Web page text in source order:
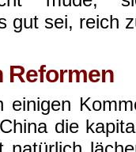
gut sei, reich
Reformen
einigen
die